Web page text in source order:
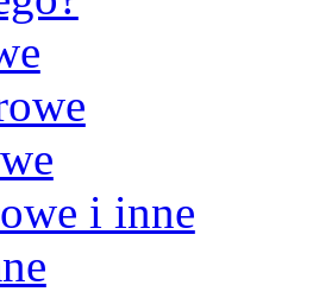
i inne